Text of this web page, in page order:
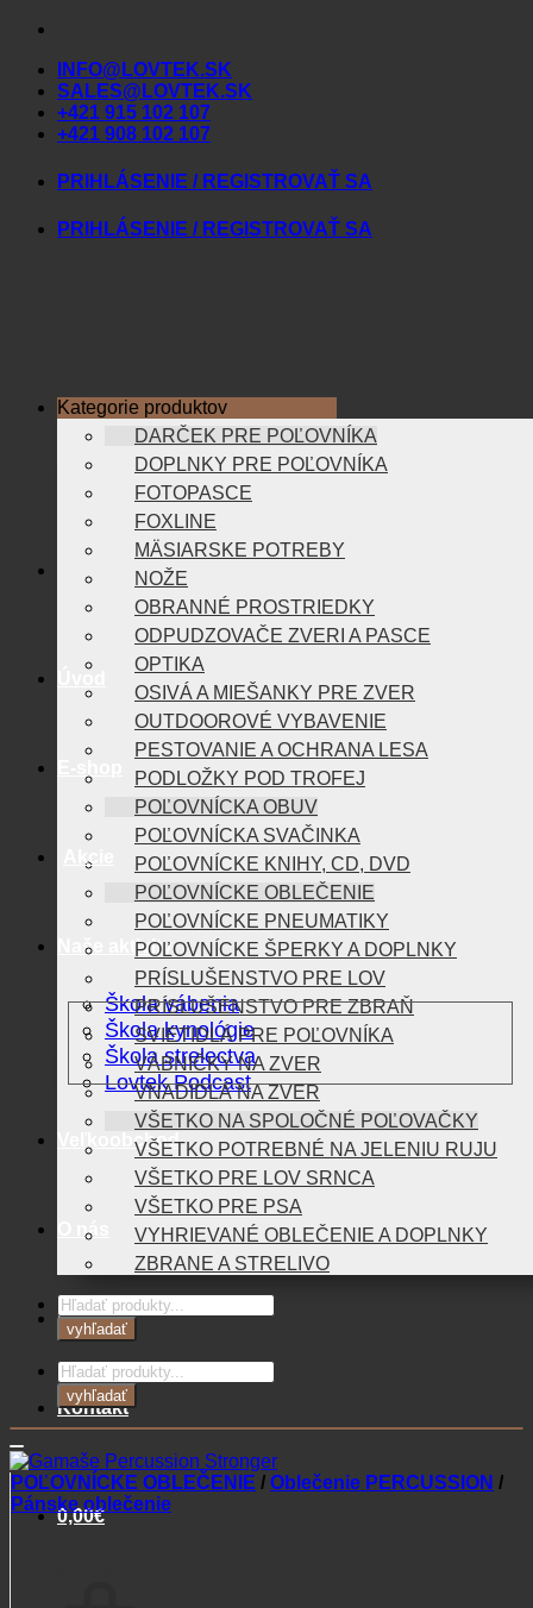
Skip
contentINFO@LOVTEK.SK
SALES@LOVTEK.SK
+421 915 102 107
+421 908 102 107
PRIHLÁSENIE / REGISTROVAŤ SA
PRIHLÁSENIE / REGISTROVAŤ SA
Akcie
Naše aktivity
Škola vábenia
Škola kynológie
Škola strelectva
Lovtek Podcast
Veľkoobchod
O nás
Blog
Kontakt
0,00€
Kategorie produktov
DARČEK PRE POĽOVNÍKA
DOPLNKY PRE POĽOVNÍKA
FOTOPASCE
FOXLINE
MÄSIARSKE POTREBY
NOŽE
OBRANNÉ PROSTRIEDKY
ODPUDZOVAČE ZVERI A PASCE
OPTIKA
OSIVÁ A MIEŠANKY PRE ZVER
OUTDOOROVÉ VYBAVENIE
PESTOVANIE A OCHRANA LESA
PODLOŽKY POD TROFEJ
POĽOVNÍCKA OBUV
POĽOVNÍCKA SVAČINKA
POĽOVNÍCKE KNIHY, CD, DVD
POĽOVNÍCKE OBLEČENIE
POĽOVNÍCKE PNEUMATIKY
POĽOVNÍCKE ŠPERKY A DOPLNKY
PRÍSLUŠENSTVO PRE LOV
PRÍSLUŠENSTVO PRE ZBRAŇ
SVIETIDLÁ PRE POĽOVNÍKA
VÁBNIČKY NA ZVER
VNADIDLÁ NA ZVER
VŠETKO NA SPOLOČNÉ POĽOVAČKY
VŠETKO POTREBNÉ NA JELENIU RUJU
VŠETKO PRE LOV SRNCA
VŠETKO PRE PSA
VYHRIEVANÉ OBLEČENIE A DOPLNKY
ZBRANE A STRELIVO
Products
search
vyhľadať
Products
search
vyhľadať
POĽOVNÍCKE OBLEČENIE / Oblečenie PERCUSSION /
Pánske oblečenie